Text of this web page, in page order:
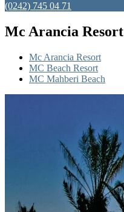
(0242) 745 04 71
Mc Arancia Resort
Mc Arancia Resort
MC Beach Resort
MC Mahberi Beach